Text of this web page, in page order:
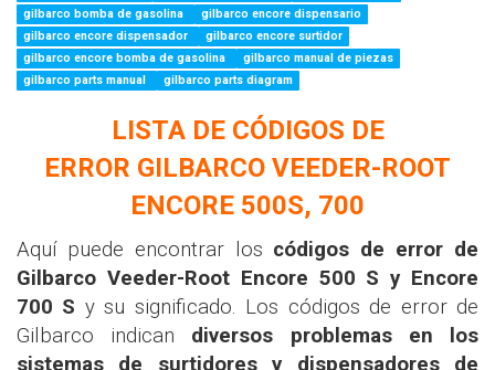
gilbarco bomba de gasolina
gilbarco encore dispensario
gilbarco encore dispensador
gilbarco encore surtidor
gilbarco encore bomba de gasolina
gilbarco manual de piezas
gilbarco parts manual
gilbarco parts diagram
LISTA DE CÓDIGOS DE
ERROR GILBARCO VEEDER-ROOT
ENCORE 500S, 700
Aquí puede encontrar los códigos de error de
Gilbarco Veeder-Root Encore 500 S y Encore
700 S y su significado. Los códigos de error de
Gilbarco indican diversos problemas en los
sistemas de surtidores y dispensadores de